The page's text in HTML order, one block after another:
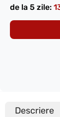
de la 5 zile:
Descriere